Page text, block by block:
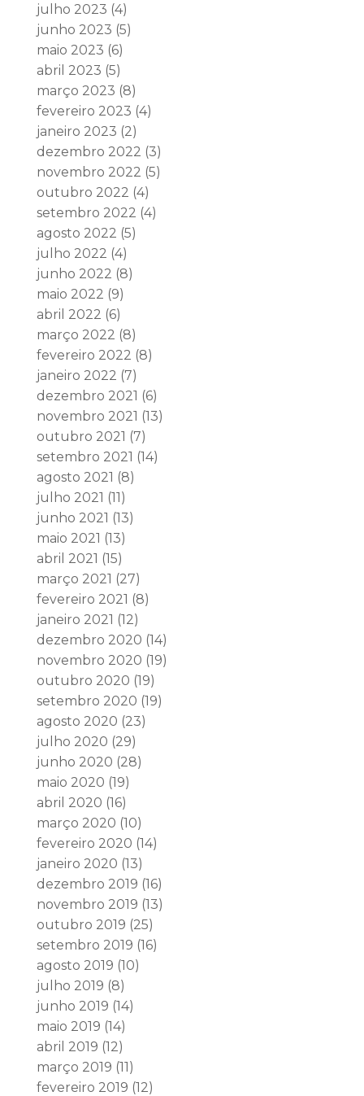
julho 2023 (4)
junho 2023 (5)
maio 2023 (6)
abril 2023 (5)
março 2023 (8)
fevereiro 2023 (4)
janeiro 2023 (2)
dezembro 2022 (3)
novembro 2022 (5)
outubro 2022 (4)
setembro 2022 (4)
agosto 2022 (5)
julho 2022 (4)
junho 2022 (8)
maio 2022 (9)
abril 2022 (6)
março 2022 (8)
fevereiro 2022 (8)
janeiro 2022 (7)
dezembro 2021 (6)
novembro 2021 (13)
outubro 2021 (7)
setembro 2021 (14)
agosto 2021 (8)
julho 2021 (11)
junho 2021 (13)
maio 2021 (13)
abril 2021 (15)
março 2021 (27)
fevereiro 2021 (8)
janeiro 2021 (12)
dezembro 2020 (14)
novembro 2020 (19)
outubro 2020 (19)
setembro 2020 (19)
agosto 2020 (23)
julho 2020 (29)
junho 2020 (28)
maio 2020 (19)
abril 2020 (16)
março 2020 (10)
fevereiro 2020 (14)
janeiro 2020 (13)
dezembro 2019 (16)
novembro 2019 (13)
outubro 2019 (25)
setembro 2019 (16)
agosto 2019 (10)
julho 2019 (8)
junho 2019 (14)
maio 2019 (14)
abril 2019 (12)
março 2019 (11)
fevereiro 2019 (12)